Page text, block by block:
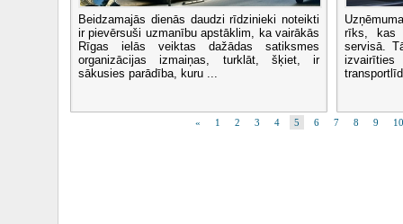
Beidzamajās dienās daudzi rīdzinieki noteikti
ir pievērsuši uzmanību apstāklim, ka vairākās
Rīgas ielās veiktas dažādas satiksmes
organizācijas izmaiņas, turklāt, šķiet, ir
sākusies parādība, kuru ...
rīks, kas
servisā.
« 1 2 3 4 5 6 7 8 9 10